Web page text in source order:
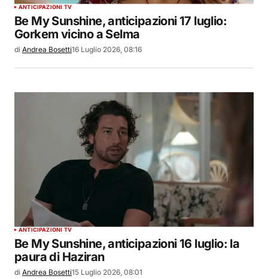
ANTICIPAZIONI TV
Be My Sunshine, anticipazioni 17 luglio:
Gorkem vicino a Selma
di Andrea Bosetti16 Luglio 2026, 08:16
ANTICIPAZIONI TV
Be My Sunshine, anticipazioni 16 luglio: la
paura di Haziran
di Andrea Bosetti15 Luglio 2026, 08:01